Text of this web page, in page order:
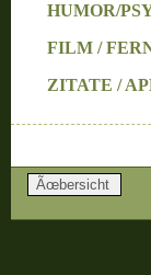
HUMOR/
FILM /
ZITATE /